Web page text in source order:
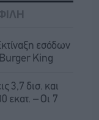
εσόδων
King
3,7 δισ. και
εκατ. – Οι 7